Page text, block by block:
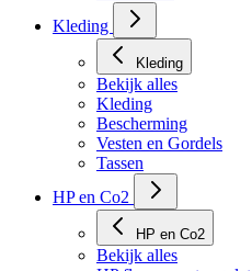
Gel Blaster
Kleding
Bekijk alles
Kleding
Bescherming
Vesten en Gordels
Tassen
HP en Co2
HP en Co2